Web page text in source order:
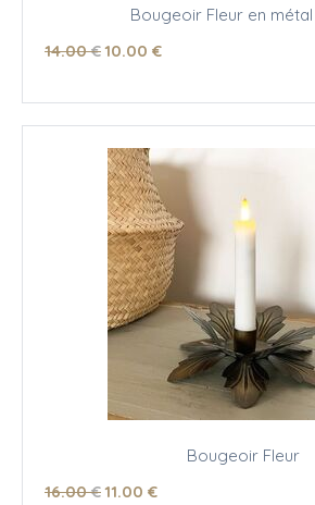
Bougeoir Fleur en
14.00 €10.00 €
Bougeoir Fleur
16.00 €11.00 €